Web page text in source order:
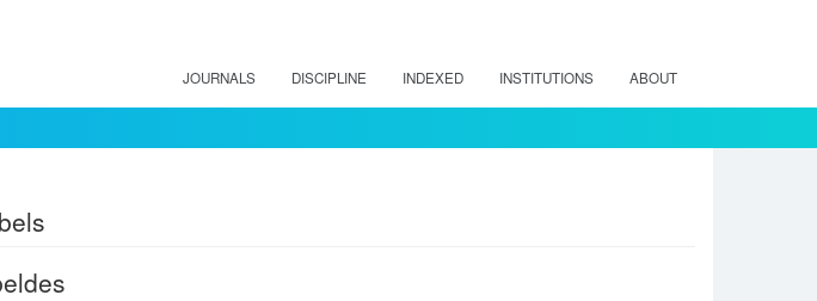
JOURNALS DISCIPLINE INDEXED INSTITUTIONS ABOUT